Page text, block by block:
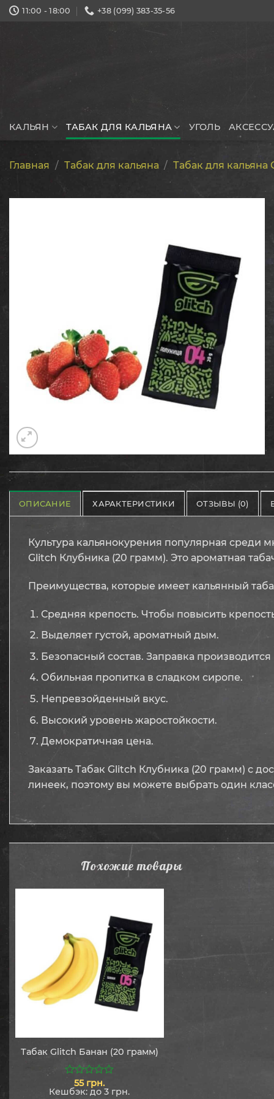
Skip 11:00 - 18:00 +38 (099) 383-35-56
КАЛЬЯН ТАБАК ДЛЯ КАЛЬЯНА УГОЛЬ
Главная / Табак для кальяна / Табак для кальяна
ОПИСАНИЕ ХАРАКТЕРИСТИКИ ОТЗЫВЫ (0)
Культура кальянокурения популярная
Glitch Клубника (20 грамм). Это ароматная
Преимущества, которые имеет кальянный
Средняя крепость. Чтобы повысить
Выделяет густой, ароматный дым.
Безопасный состав. Заправка
Обильная пропитка в сладком сиропе.
Непревзойденный вкус.
Высокий уровень жаростойкости.
Демократичная цена.
Заказать Табак Glitch Клубника (20 грамм) с
линеек, поэтому вы можете выбрать один
Похожие товары
Табак Glitch Банан (20 грамм)
из
55 грн.
Кешбэк: до 3 грн.